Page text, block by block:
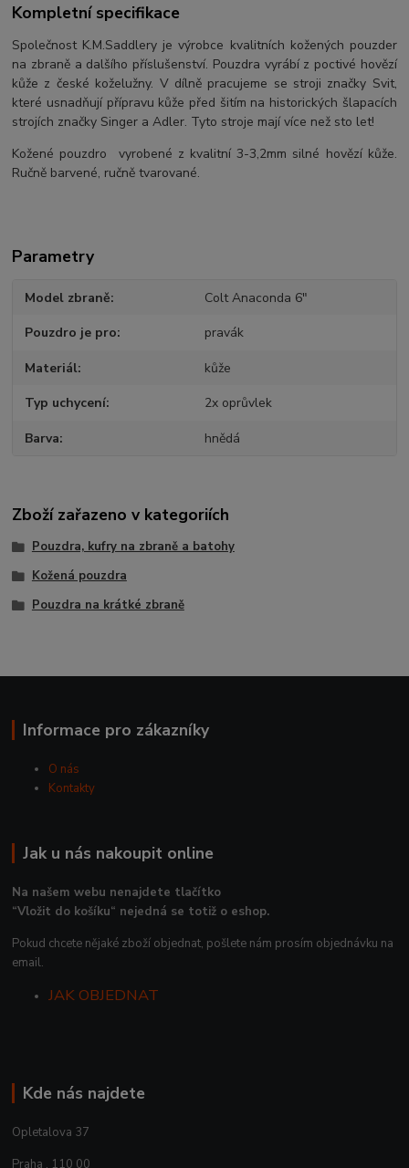
Kompletní specifikace
Společnost K.M.Saddlery je výrobce kvalitních kožených pouzder
na zbraně a dalšího příslušenství. Pouzdra vyrábí z poctivé hovězí
kůže z české koželužny. V dílně pracujeme se stroji značky Svit,
které usnadňují přípravu kůže před šitím na historických šlapacích
strojích značky Singer a Adler. Tyto stroje mají více než sto let!
Kožené pouzdro vyrobené z kvalitní 3-3,2mm silné hovězí kůže.
Ručně barvené, ručně tvarované.
Parametry
Model zbraně Colt Anaconda 6"
Pouzdro je pro pravák
Materiál kůže
Typ uchycení 2x oprůvlek
Barva hnědá
Zboží zařazeno v kategoriích
Pouzdra, kufry na zbraně a batohy
Kožená pouzdra
Pouzdra na krátké zbraně
Informace pro zákazníky
O nás
Kontakty
Jak u nás nakoupit online
Na našem webu nenajdete tlačítko
“Vložit do košíku“ nejedná se totiž o eshop.
Pokud chcete nějaké zboží objednat, pošlete nám prosím objednávku na
email.
JAK OBJEDNAT
Kde nás najdete
Opletalova 37
Praha , 110 00